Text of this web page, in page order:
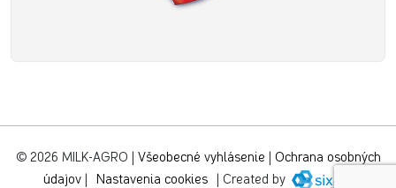
© 2026 MILK-AGRO Všeobecné vyhlásenie
Ochrana osobných
údajov| Nastavenia cookies Created by